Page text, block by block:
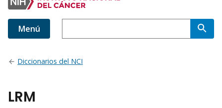
Menú
Diccionarios del NCI
LRM